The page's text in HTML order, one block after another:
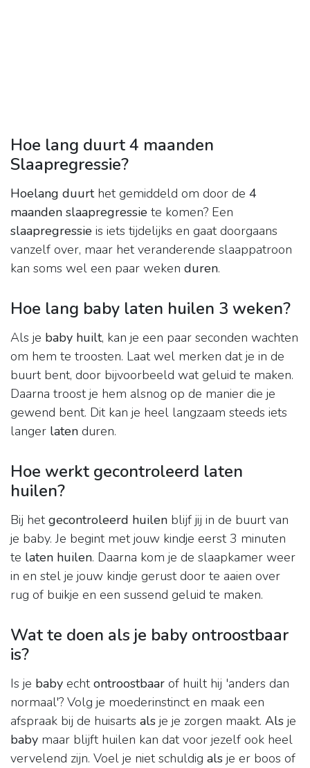
Hoe lang duurt 4 maanden
Slaapregressie?
Hoelang duurthet gemiddeld om door de 4
maanden slaapregressie te komen? Een
slaapregressie is iets tijdelijks en gaat doorgaans
vanzelf over, maar het veranderende slaappatroon
kan soms wel een paar weken duren.
Hoe lang baby laten huilen 3 weken?
Als je baby huilt, kan je een paar seconden wachten
om hem te troosten. Laat wel merken dat je in de
buurt bent, door bijvoorbeeld wat geluid te maken.
Daarna troost je hem alsnog op de manier die je
gewend bent. Dit kan je heel langzaam steeds iets
langer laten duren.
Hoe werkt gecontroleerd laten
huilen?
Bij hetgecontroleerd huilen blijf jij in de buurt van
je baby. Je begint met jouw kindje eerst 3 minuten
te laten huilen. Daarna kom je de slaapkamer weer
in en stel je jouw kindje gerust door te aaien over
rug of buikje en een sussend geluid te maken.
Wat te doen als je baby ontroostbaar
is?
Is je baby echtontroostbaar of huilt hij 'anders dan
normaal'? Volg je moederinstinct en maak een
afspraak bij de huisarts als je je zorgen maakt. Als je
baby maar blijft huilen kan dat voor jezelf ook heel
vervelend zijn. Voel je niet schuldig als je er boos of